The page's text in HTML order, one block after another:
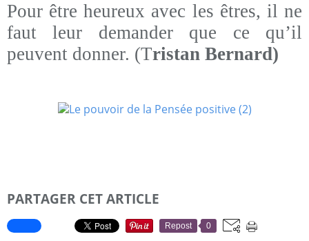
Pour être heureux avec les êtres, il ne
faut leur demander que ce qu’il
peuvent donner. (Tristan Bernard)
PARTAGER CET ARTICLE
Repost 0